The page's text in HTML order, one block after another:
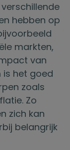
hebben op
markten,
van
is het goed
zoals
Zo
zich kan
belangrijk